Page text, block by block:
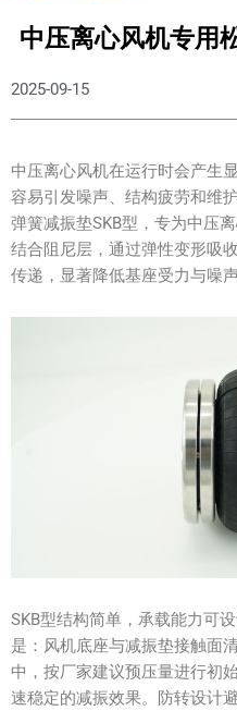
中压离心风机专用
2025-09-15
中压离心风机在运行时会产生
容易引发噪声、结构疲劳和维
弹簧减振垫SKB型，专为中压
结合阻尼层，通过弹性变形吸
传递，显著降低基座受力与噪声
SKB型结构简单，承载能力可
是：风机底座与减振垫接触面
中，按厂家建议预压量进行初
速稳定的减振效果。防转设计